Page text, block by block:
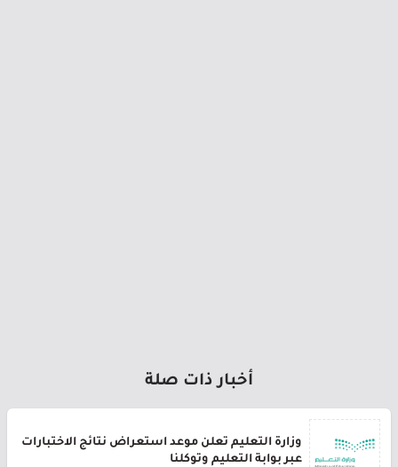
أخبار ذات صلة
وزارة التعليم تعلن موعد استعراض نتائج الاختبارات
عبر بوابة التعليم وتوكلنا